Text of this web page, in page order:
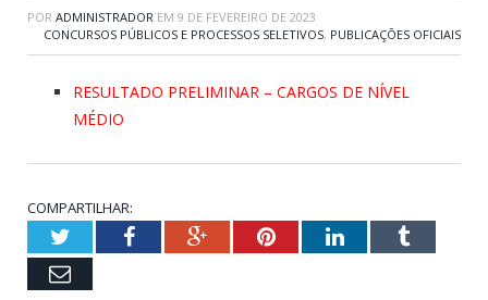
POR ADMINISTRADOR EM 9 DE FEVEREIRO DE 2023
CONCURSOS PÚBLICOS E PROCESSOS SELETIVOS, PUBLICAÇÕES OFICIAIS
RESULTADO PRELIMINAR – CARGOS DE NÍVEL
MÉDIO
COMPARTILHAR:
TwitterFacebookGoogle+PinterestLinkedInTumblr
Email